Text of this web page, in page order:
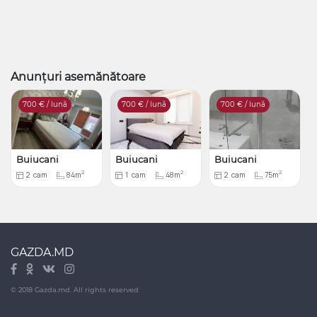
Anunțuri asemănătoare
700 € / lună
Buiucani
2 cam 84m2
700 € / lună
Buiucani
1 cam 48m2
700 € / lună
Buiucani
2 cam 75m2
GAZDA.MD
© 2018 Gazda.md. All rights reserved